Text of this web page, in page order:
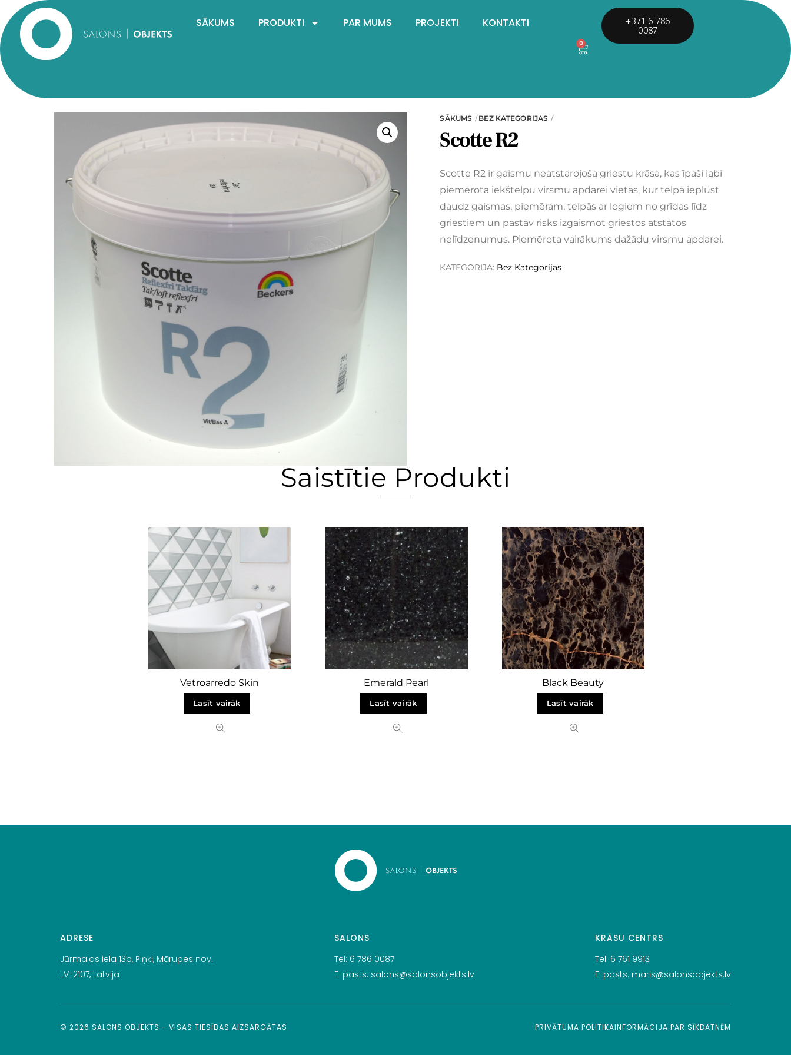
SĀKUMS PRODUKTI PAR MUMS PROJEKTI KONTAKTI
0
+371 6 786
0087
SĀKUMS BEZ KATEGORIJAS
Scotte R2
Scotte R2 ir gaismu neatstarojoša griestu krāsa, kas īpaši labi
piemērota iekštelpu virsmu apdarei vietās, kur telpā ieplūst
daudz gaismas, piemēram, telpās ar logiem no grīdas līdz
griestiem un pastāv risks izgaismot griestos atstātos
nelīdzenumus. Piemērota vairākums dažādu virsmu apdarei.
KATEGORIJA: Bez Kategorijas
Saistītie Produkti
Vetroarredo Skin
Lasīt vairāk
Emerald Pearl
Lasīt vairāk
Black Beauty
Lasīt vairāk
ADRESE
Jūrmalas iela 13b, Piņķi, Mārupes nov.
LV-2107, Latvija
SALONS
Tel: 6 786 0087
E-pasts: salons@salonsobjekts.lv
KRĀSU CENTRS
Tel: 6 761 9913
E-pasts: maris@salonsobjekts.lv
© 2026 SALONS OBJEKTS - VISAS TIESĪBAS AIZSARGĀTAS PRIVĀTUMA POLITIKAINFORMĀCIJA PAR SĪKDATNĒM